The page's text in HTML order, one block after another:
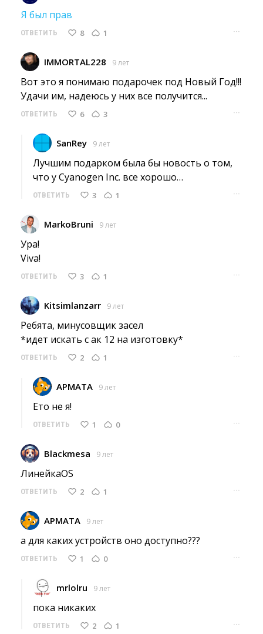
Я был прав
ОТВЕТИТЬ 8 1 ···
IMMORTAL228 9 лет
Вот это я понимаю подарочек под Новый Год!!!
Удачи им, надеюсь у них все получится...
ОТВЕТИТЬ 6 3 ···
SanRey 9 лет
Лучшим подарком была бы новость о том,
что у Cyanogen Inc. все хорошо…
ОТВЕТИТЬ 3 1 ···
MarkoBruni 9 лет
Ура!
Viva!
ОТВЕТИТЬ 3 1 ···
Kitsimlanzarr 9 лет
Ребята, минусовщик засел
*идет искать с ак 12 на изготовку*
ОТВЕТИТЬ 2 1 ···
APMATA 9 лет
Ето не я!
ОТВЕТИТЬ 1 0 ···
Blackmesa 9 лет
ЛинейкаOS
ОТВЕТИТЬ 2 1 ···
APMATA 9 лет
а для каких устройств оно доступно???
ОТВЕТИТЬ 1 0 ···
mrlolru 9 лет
пока никаких
ОТВЕТИТЬ 2 1 ···